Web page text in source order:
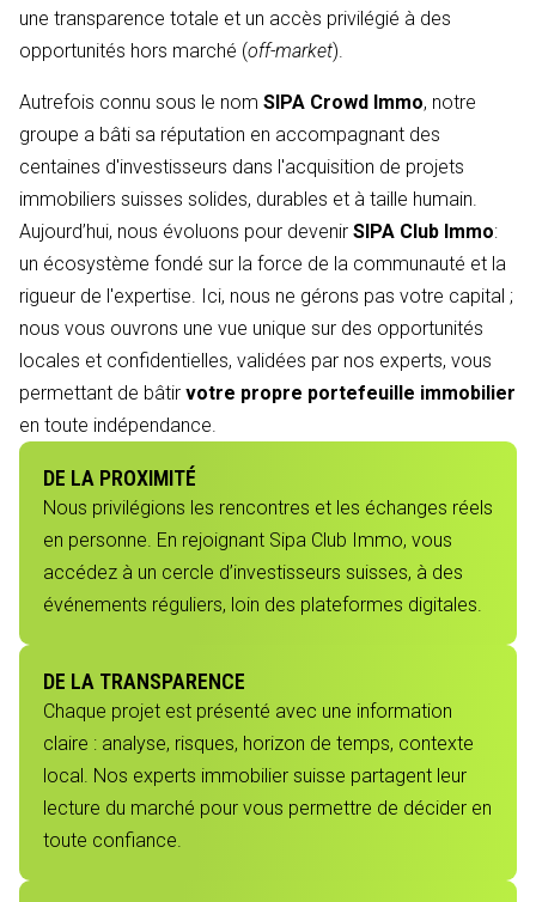
une transparence totale et un accès privilégié à des
opportunités hors marché (off-market).
Autrefois connu sous le nom SIPA Crowd Immo, notre
groupe a bâti sa réputation en accompagnant des
centaines d'investisseurs dans l'acquisition de projets
immobiliers suisses solides, durables et à taille humain.
Aujourd’hui, nous évoluons pour devenir SIPA Club Immo:
un écosystème fondé sur la force de la communauté et la
rigueur de l'expertise. Ici, nous ne gérons pas votre capital ;
nous vous ouvrons une vue unique sur des opportunités
locales et confidentielles, validées par nos experts, vous
permettant de bâtir votre propre portefeuille immobilier
en toute indépendance.
DE LA PROXIMITÉ
Nous privilégions les rencontres et les échanges réels
en personne. En rejoignant Sipa Club Immo, vous
accédez à un cercle d’investisseurs suisses, à des
événements réguliers, loin des plateformes digitales.
DE LA TRANSPARENCE
Chaque projet est présenté avec une information
claire : analyse, risques, horizon de temps, contexte
local. Nos experts immobilier suisse partagent leur
lecture du marché pour vous permettre de décider en
toute confiance.